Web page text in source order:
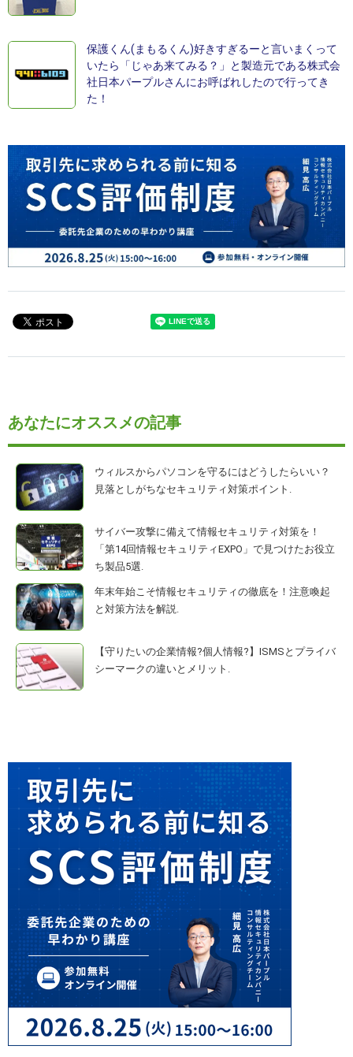
保護くん(まもるくん)好きすぎるーと言いまくって
いたら「じゃあ来てみる？」と製造元である株式会
社日本パープルさんにお呼ばれしたので行ってき
た！
あなたにオススメの記事
ウィルスからパソコンを守るにはどうしたらいい？
見落としがちなセキュリティ対策ポイント.
サイバー攻撃に備えて情報セキュリティ対策を！
「第14回情報セキュリティEXPO」で見つけたお役立
ち製品5選.
年末年始こそ情報セキュリティの徹底を！注意喚起
と対策方法を解説.
【守りたいの企業情報?個人情報?】ISMSとプライバ
シーマークの違いとメリット.